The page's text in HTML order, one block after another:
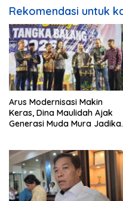
Rekomendasi untuk
Arus Modernisasi Makin
Keras, Dina Maulidah Ajak
Generasi Muda Mura